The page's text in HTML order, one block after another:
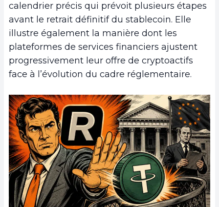
calendrier précis qui prévoit plusieurs étapes
avant le retrait définitif du stablecoin. Elle
illustre également la manière dont les
plateformes de services financiers ajustent
progressivement leur offre de cryptoactifs
face à l’évolution du cadre réglementaire.